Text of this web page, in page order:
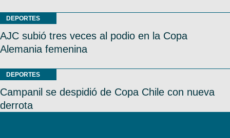
DEPORTES
AJC subió tres veces al podio en la Copa
Alemania femenina
DEPORTES
Campanil se despidió de Copa Chile con nueva
derrota